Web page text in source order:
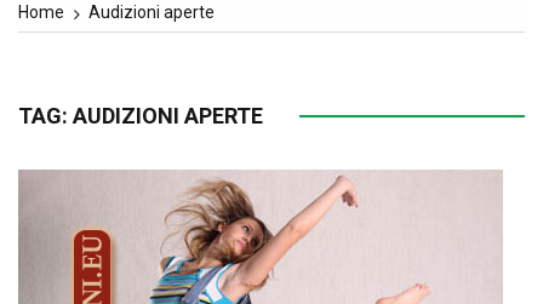
Home Audizioni aperte
TAG: AUDIZIONI APERTE